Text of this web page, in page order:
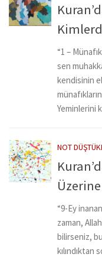
“1 –
sen
kendisinin
Yeminlerini
NOT
Üzerine
“9-Ey
zaman,
bilirseniz, bu
kılındıktan